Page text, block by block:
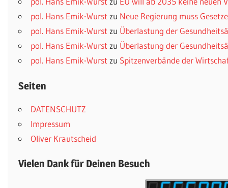
pol. Hans Emik-Wurst zu Neue Regierung muss
pol. Hans Emik-Wurst zu Überlastung der
pol. Hans Emik-Wurst zu Überlastung der
pol. Hans Emik-Wurst zu Spitzenverbände der
Seiten
DATENSCHUTZ
Impressum
Oliver Krautscheid
Vielen Dank für Deinen Besuch